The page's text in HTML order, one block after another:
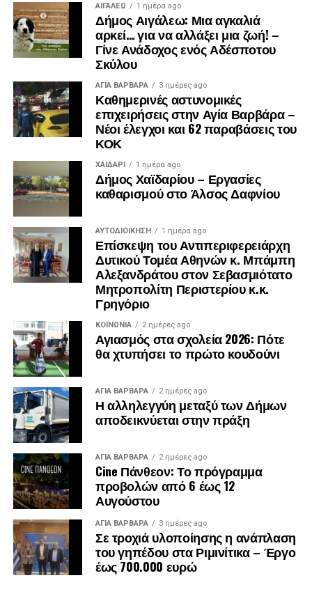
.
.
ΑΙΓΑΛΕΩ 1 ημέρα ago
Δήμος Αιγάλεω: Μια αγκαλιά
αρκεί… για να αλλάξει μια ζωή! –
Γίνε Ανάδοχος ενός Αδέσποτου
Σκύλου
ΑΓΙΑ ΒΑΡΒΑΡΑ 3 ημέρες ago
Καθημερινές αστυνομικές
επιχειρήσεις στην Αγία Βαρβάρα –
Νέοι έλεγχοι και 62 παραβάσεις του
ΚΟΚ
ΧΑΪΔΑΡΙ 1 ημέρα ago
Δήμος Χαϊδαρίου – Εργασίες
καθαρισμού στο Άλσος Δαφνίου
ΑΥΤΟΔΙΟΊΚΗΣΗ 1 ημέρα ago
Επίσκεψη του Αντιπεριφερειάρχη
Δυτικού Τομέα Αθηνών κ. Μπάμπη
Αλεξανδράτου στον Σεβασμιότατο
Μητροπολίτη Περιστερίου κ.κ.
Γρηγόριο
ΚΟΙΝΩΝΊΑ 2 ημέρες ago
Αγιασμός στα σχολεία 2026: Πότε
θα χτυπήσει το πρώτο κουδούνι
ΑΓΙΑ ΒΑΡΒΑΡΑ 2 ημέρες ago
Η αλληλεγγύη μεταξύ των Δήμων
αποδεικνύεται στην πράξη
ΑΓΙΑ ΒΑΡΒΑΡΑ 2 ημέρες ago
Cine Πάνθεον: Το πρόγραμμα
προβολών από 6 έως 12
Αυγούστου
ΑΓΙΑ ΒΑΡΒΑΡΑ 3 ημέρες ago
Σε τροχιά υλοποίησης η ανάπλαση
του γηπέδου στα Ριμινίτικα – Έργο
έως 700.000 ευρώ